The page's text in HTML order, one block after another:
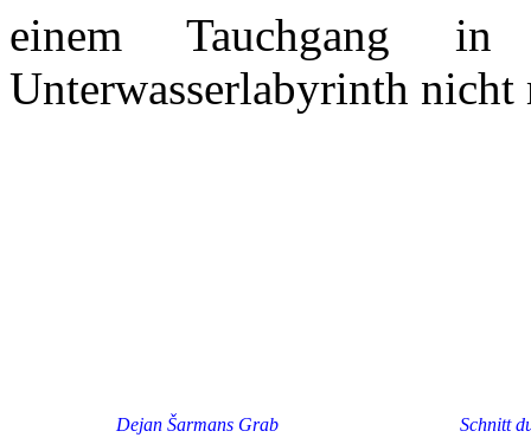
einem Tauchgang
Unterwasserlabyrinth nicht
Dejan Šarmans Grab Schnitt